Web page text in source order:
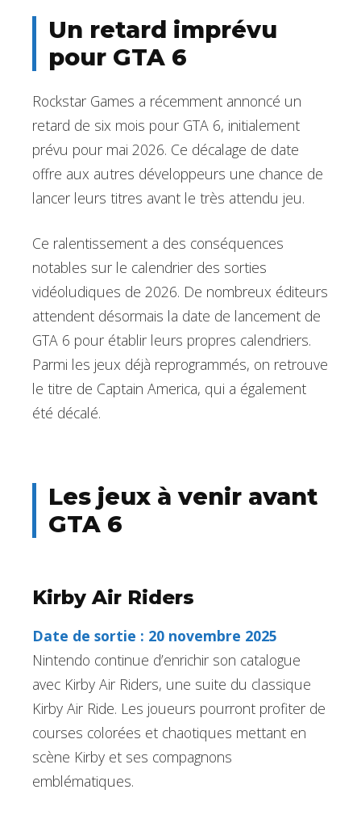
Un retard imprévu
pour GTA 6
Rockstar Games a récemment annoncé un
retard de six mois pour GTA 6, initialement
prévu pour mai 2026. Ce décalage de date
offre aux autres développeurs une chance de
lancer leurs titres avant le très attendu jeu.
Ce ralentissement a des conséquences
notables sur le calendrier des sorties
vidéoludiques de 2026. De nombreux éditeurs
attendent désormais la date de lancement de
GTA 6 pour établir leurs propres calendriers.
Parmi les jeux déjà reprogrammés, on retrouve
le titre de Captain America, qui a également
été décalé.
Les jeux à venir avant
GTA 6
Kirby Air Riders
Date de sortie : 20 novembre 2025
Nintendo continue d’enrichir son catalogue
avec Kirby Air Riders, une suite du classique
Kirby Air Ride. Les joueurs pourront profiter de
courses colorées et chaotiques mettant en
scène Kirby et ses compagnons
emblématiques.